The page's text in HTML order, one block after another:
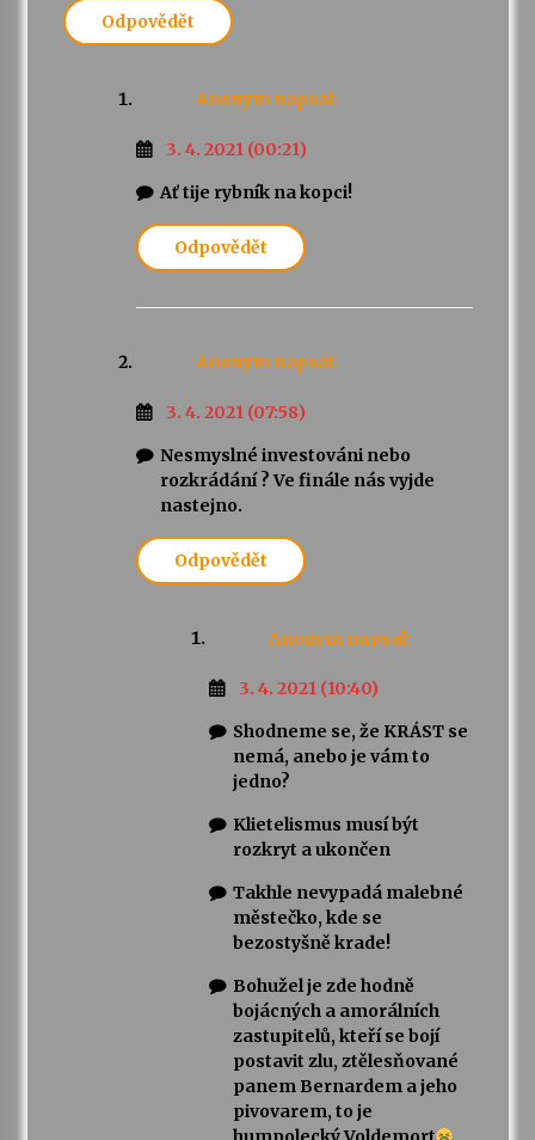
Odpovědět
Anonym napsal:
3. 4. 2021 (00:21)
Ať tije rybník na kopci!
Odpovědět
Anonym napsal:
3. 4. 2021 (07:58)
Nesmyslné investováni nebo
rozkrádání ? Ve finále nás vyjde
nastejno.
Odpovědět
Anonym napsal:
3. 4. 2021 (10:40)
Shodneme se, že KRÁST se
nemá, anebo je vám to
jedno?
Klietelismus musí být
rozkryt a ukončen
Takhle nevypadá malebné
městečko, kde se
bezostyšně krade!
Bohužel je zde hodně
bojácných a amorálních
zastupitelů, kteří se bojí
postavit zlu, ztělesňované
panem Bernardem a jeho
pivovarem, to je